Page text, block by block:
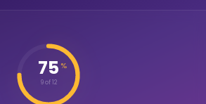
75 %
9 of 12